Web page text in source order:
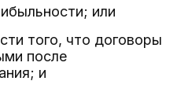
или
того, что договоры
после
и